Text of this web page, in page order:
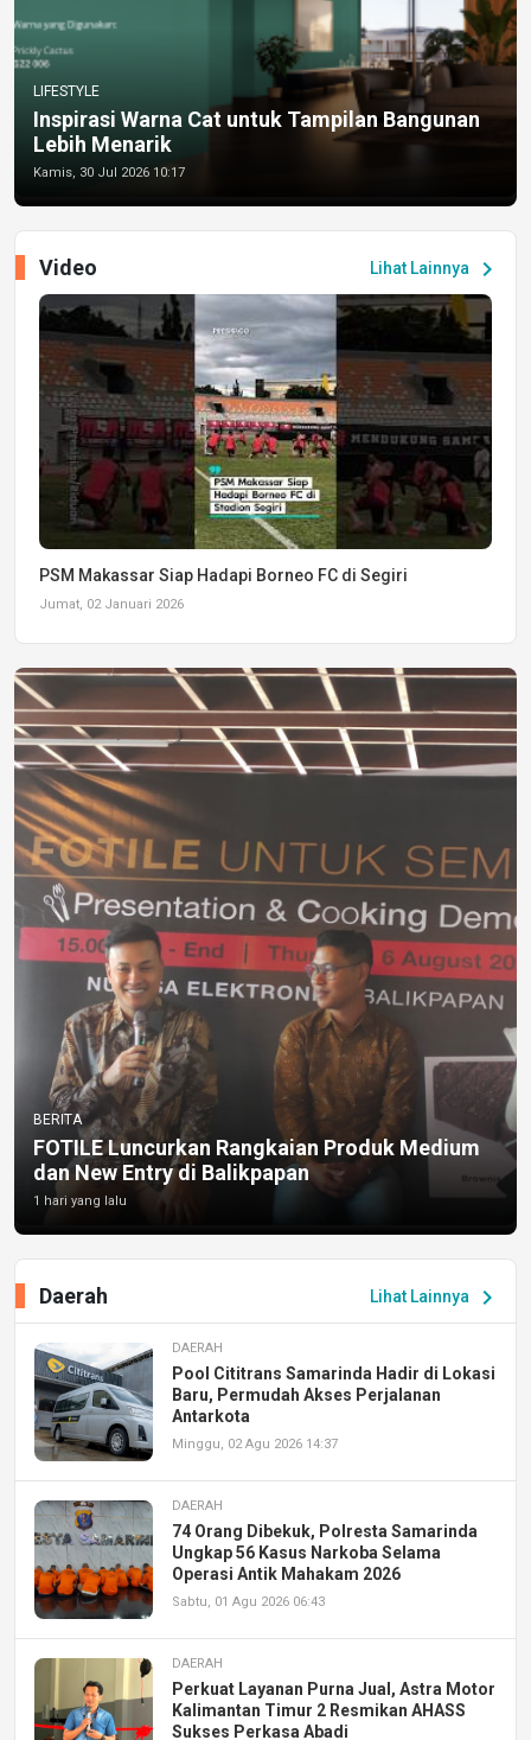
LIFESTYLE
Inspirasi Warna Cat untuk Tampilan Bangunan
Lebih Menarik
Kamis, 30 Jul 2026 10:17
Lihat Lainnya chevron_right
Video
PSM Makassar Siap Hadapi Borneo FC di Segiri
Jumat, 02 Januari 2026
BERITA
FOTILE Luncurkan Rangkaian Produk Medium
dan New Entry di Balikpapan
1 hari yang lalu
Lihat Lainnya chevron_right
Daerah
DAERAH
Pool Cititrans Samarinda Hadir di Lokasi
Baru, Permudah Akses Perjalanan
Antarkota
Minggu, 02 Agu 2026 14:37
DAERAH
74 Orang Dibekuk, Polresta Samarinda
Ungkap 56 Kasus Narkoba Selama
Operasi Antik Mahakam 2026
Sabtu, 01 Agu 2026 06:43
DAERAH
Perkuat Layanan Purna Jual, Astra Motor
Kalimantan Timur 2 Resmikan AHASS
Sukses Perkasa Abadi